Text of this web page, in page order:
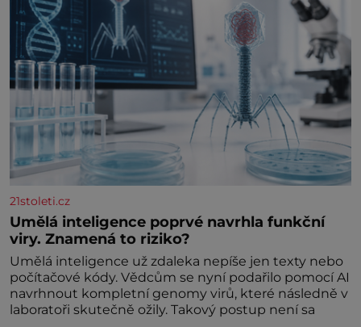
21stoleti.cz
Umělá inteligence poprvé navrhla funkční
viry. Znamená to riziko?
Umělá inteligence už zdaleka nepíše jen texty nebo
počítačové kódy. Vědcům se nyní podařilo pomocí AI
navrhnout kompletní genomy virů, které následně v
laboratoři skutečně ožily. Takový postup není sa